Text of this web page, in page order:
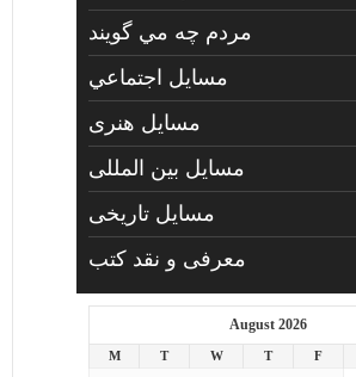
مردم چه مي گويند
مسايل اجتماعي
مسايل هنری
مسایل بین المللی
مسایل تاریخی
معرفی و نقد کتب
August 2026
M T W T F